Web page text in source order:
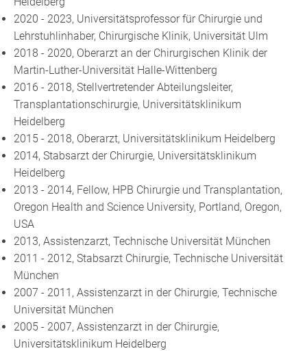
2020 - 2023, Universitätsprofessor für Chirurgie und
Lehrstuhlinhaber, Chirurgische Klinik, Universität Ulm
2018 - 2020, Oberarzt an der Chirurgischen Klinik der
Martin-Luther-Universität Halle-Wittenberg
2016 - 2018, Stellvertretender Abteilungsleiter,
Transplantationschirurgie, Universitätsklinikum
Heidelberg
2015 - 2018, Oberarzt, Universitätsklinikum Heidelberg
2014, Stabsarzt der Chirurgie, Universitätsklinikum
Heidelberg
2013 - 2014, Fellow, HPB Chirurgie und Transplantation,
Oregon Health and Science University, Portland, Oregon,
USA
2013, Assistenzarzt, Technische Universität München
2011 - 2012, Stabsarzt Chirurgie, Technische Universität
München
2007 - 2011, Assistenzarzt in der Chirurgie, Technische
Universität München
2005 - 2007, Assistenzarzt in der Chirurgie,
Universitätsklinikum Heidelberg